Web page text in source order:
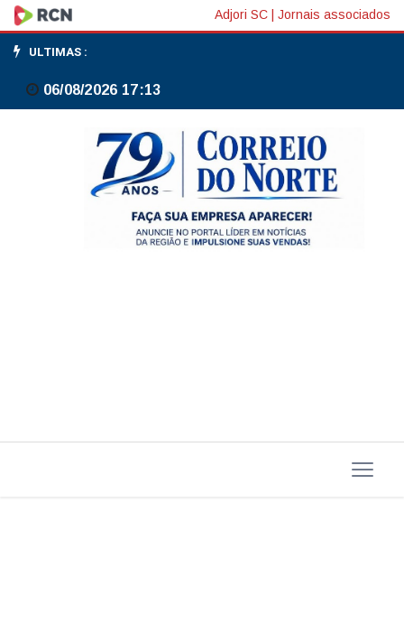
Três
Barras
avança
modernização
Adjori SC Jornais associados
ULTIMAS :
06/08/2026 17:13